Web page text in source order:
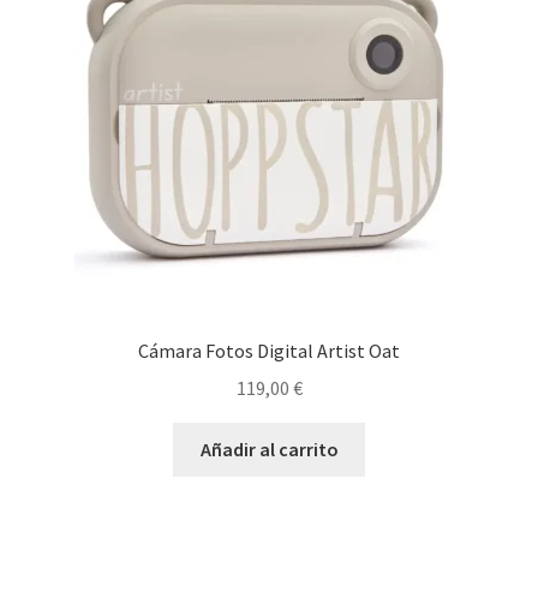
Cámara Fotos Digital Artist Oat
119,00 €
Añadir al carrito